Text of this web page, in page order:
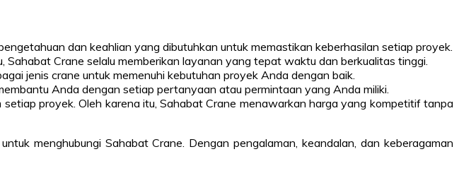
dan keahlian yang dibutuhkan untuk memastikan keberhasilan setiap proyek.
Crane selalu memberikan layanan yang tepat waktu dan berkualitas tinggi.
jenis crane untuk memenuhi kebutuhan proyek Anda dengan baik.
Anda dengan setiap pertanyaan atau permintaan yang Anda miliki.
proyek. Oleh karena itu, Sahabat Crane menawarkan harga yang kompetitif tanpa
menghubungi Sahabat Crane. Dengan pengalaman, keandalan, dan keberagaman